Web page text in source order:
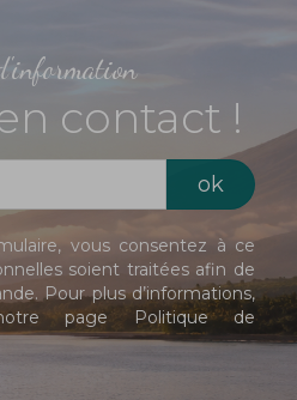
contact !
vous consentez à ce
soient traitées afin de
Pour plus d’informations,
page Politique de